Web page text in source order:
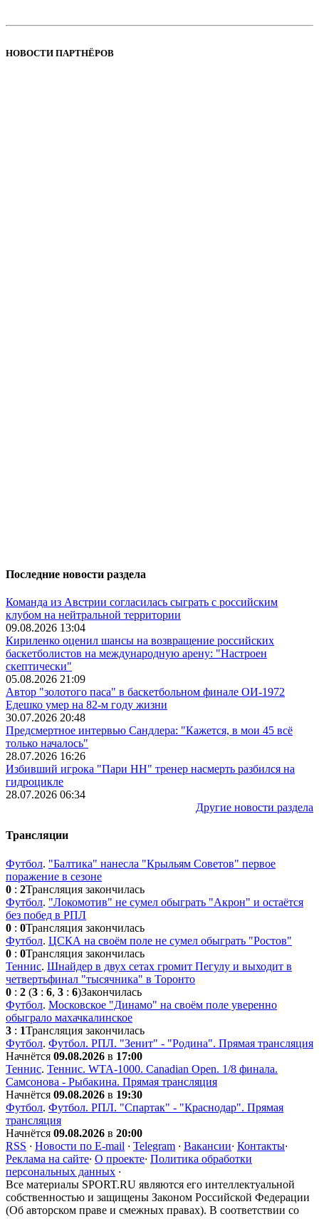
НОВОСТИ ПАРТНЁРОВ
Последние новости раздела
Команда из Австрии согласилась сыграть с российским
клубом на нейтральной территории
09.08.2026 13:04
Кириленко оценил шансы на возвращение российских
баскетболистов на международную арену: "Настроен
скептически"
05.08.2026 21:09
Автор "золотого паса" в баскетбольном финале ОИ-1972
Едешко умер на 82-м году жизни
30.07.2026 20:48
Предсмертное интервью Сандлера: "Кажется, в мои 45 всё
только началось"
28.07.2026 16:26
Избивший игрока "Пари НН" тренер насмерть разбился на
гидроцикле
28.07.2026 06:34
Другие новости раздела
Трансляции
Футбол. "Балтика" нанесла "Крыльям Советов" первое
поражение в сезоне
0 : 2Трансляция закончилась
Футбол. "Локомотив" не сумел обыграть "Акрон" и остаётся
без побед в РПЛ
0 : 0Трансляция закончилась
Футбол. ЦСКА на своём поле не сумел обыграть "Ростов"
0 : 0Трансляция закончилась
Теннис. Шнайдер в двух сетах громит Пегулу и выходит в
четвертьфинал "тысячника" в Торонто
0 : 2 (3 : 6, 3 : 6)Закончилась
Футбол. Московское "Динамо" на своём поле уверенно
обыграло махачкалинское
3 : 1Трансляция закончилась
Футбол. Футбол. РПЛ. "Зенит" - "Родина". Прямая трансляция
Начнётся 09.08.2026 в 17:00
Теннис. Теннис. WTA-1000. Сanadian Open. 1/8 финала.
Самсонова - Рыбакина. Прямая трансляция
Начнётся 09.08.2026 в 19:30
Футбол. Футбол. РПЛ. "Спартак" - "Краснодар". Прямая
трансляция
Начнётся 09.08.2026 в 20:00
RSS · Новости по E-mail · Telegram · Вакансии· Контакты·
Реклама на сайте· О проекте· Политика обработки
персональных данных ·
Все материалы SPORT.RU являются его интеллектуальной
собственностью и защищены Законом Российской Федерации
(Об авторском праве и смежных правах). В соответствии со